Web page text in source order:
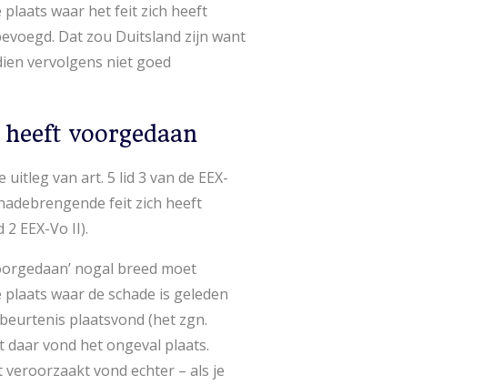
plaats waar het feit zich heeft
Dat zou Duitsland zijn want
vervolgens niet goed
voorgedaan
van art. 5 lid 3 van de EEX-
feit zich heeft
EEX-Vo II).
nogal breed moet
waar de schade is geleden
plaatsvond (het zgn.
daar vond het ongeval plaats.
veroorzaakt vond echter – als je